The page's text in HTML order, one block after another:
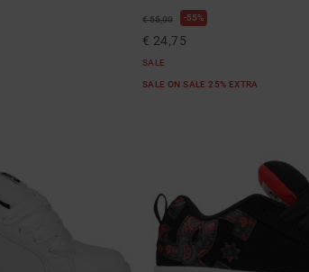
€ 55,00 55%
€ 24,75
SALE
SALE ON SALE 25% EXTRA